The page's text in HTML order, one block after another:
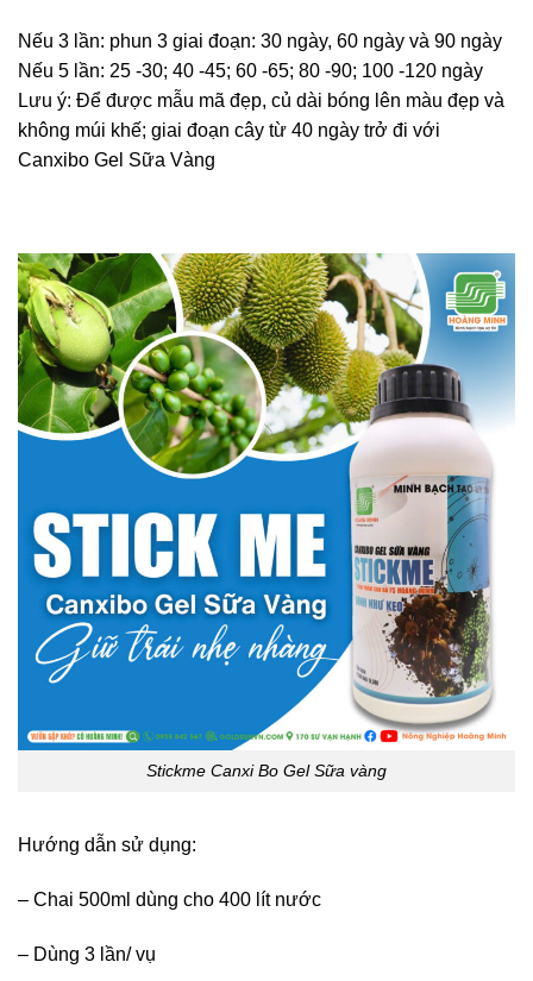
Nếu 3 lần: phun 3 giai đoạn: 30 ngày, 60 ngày và 90 ngày
Nếu 5 lần: 25 -30; 40 -45; 60 -65; 80 -90; 100 -120 ngày
Lưu ý: Để được mẫu mã đẹp, củ dài bóng lên màu đẹp và
không múi khế; giai đoạn cây từ 40 ngày trở đi với
Canxibo Gel Sữa Vàng
Stickme Canxi Bo Gel Sữa vàng
Hướng dẫn sử dụng:
– Chai 500ml dùng cho 400 lít nước
– Dùng 3 lần/ vụ